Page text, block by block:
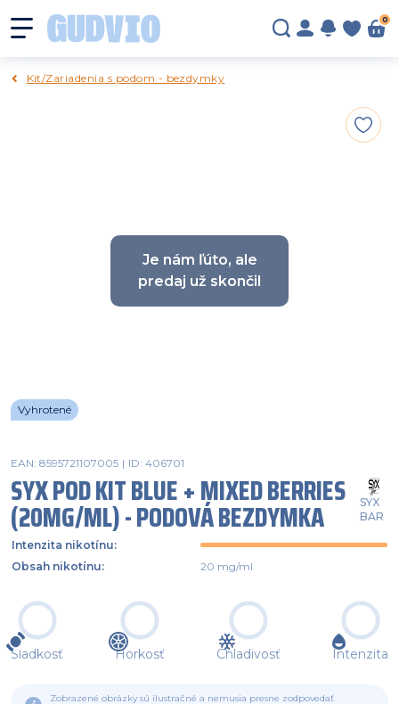
0
Kit/Zariadenia s podom - bezdymky
Je nám ľúto, ale
predaj už skončil
Vyhrotené
EAN: 8595721107005 | ID: 406701
SYX POD KIT BLUE + MIXED BERRIES
(20MG/ML) - PODOVÁ BEZDYMKA
SYX
BAR
Intenzita nikotínu:
Obsah nikotínu: 20 mg/ml
Sladkosť Horkosť Chladivosť Intenzita
Zobrazené obrázky sú ilustračné a nemusia presne zodpovedať